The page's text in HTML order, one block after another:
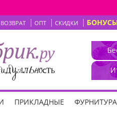
ВОЗВРАТ ОПТ СКИДКИ
ПРИКЛАДНЫЕ